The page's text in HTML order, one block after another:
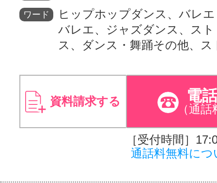
ワード
ヒップホップダンス、バレ
バレエ、ジャズダンス、ス
ス、ダンス・舞踊その他、ス
資料請求する 電
（通話
［受付時間］
通話料無料につ